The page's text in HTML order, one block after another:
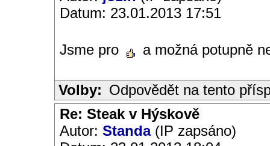
Datum: 23.01.2013 17:51
Jsme pro a možná potupně
Volby: Odpovědět na tento
Re: Steak v Hýskově
Autor: Standa(IP zapsáno)